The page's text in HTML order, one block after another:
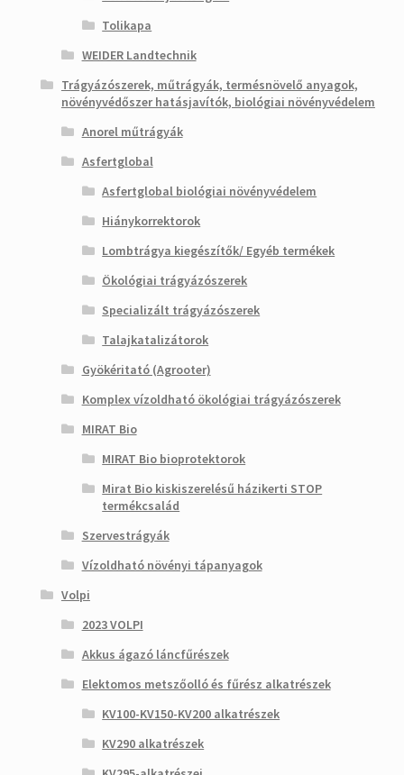
Tolikapa
WEIDER Landtechnik
Trágyázószerek, műtrágyák, termésnövelő anyagok,
növényvédőszer hatásjavítók, biológiai növényvédelem
Anorel műtrágyák
Asfertglobal
Asfertglobal biológiai növényvédelem
Hiánykorrektorok
Lombtrágya kiegészítők/ Egyéb termékek
Ökológiai trágyázószerek
Specializált trágyázószerek
Talajkatalizátorok
Gyökéritató (Agrooter)
Komplex vízoldható ökológiai trágyázószerek
MIRAT Bio
MIRAT Bio bioprotektorok
Mirat Bio kiskiszerelésű házikerti STOP
termékcsalád
Szervestrágyák
Vízoldható növényi tápanyagok
Volpi
2023 VOLPI
Akkus ágazó láncfűrészek
Elektomos metszőolló és fűrész alkatrészek
KV100-KV150-KV200 alkatrészek
KV290 alkatrészek